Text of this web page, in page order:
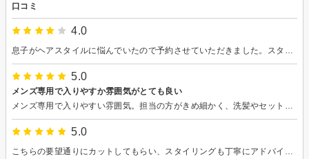
口コミ
4.0
5.0
メンズ専用で入りやすか雰囲気がとても良い
5.0